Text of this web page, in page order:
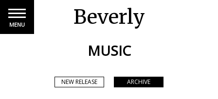
Beverly
MENU
MUSIC
NEW RELEASE ARCHIVE